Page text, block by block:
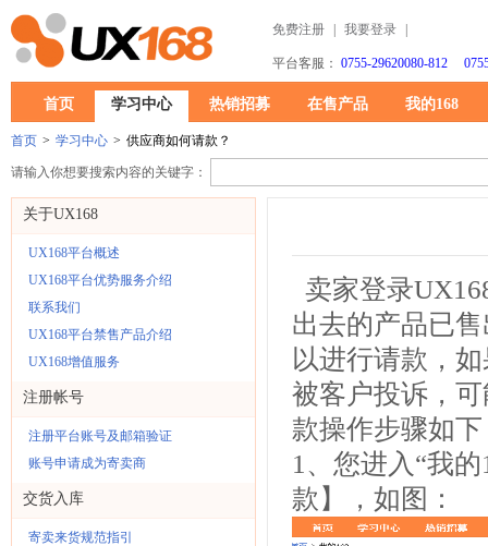
免费注册 我要登录
平台客服： 0755-29620080-812
首页 学习中心 热销招募 在售产品 我的168
首页 > 学习中心 > 供应商如何请款？
请输入你想要搜索内容的关键字：
关于UX168
UX168平台概述
UX168平台优势服务介绍
联系我们
UX168平台禁售产品介绍
UX168增值服务
注册帐号
注册平台账号及邮箱验证
账号申请成为寄卖商
交货入库
寄卖来货规范指引
卖家登录
出去的产品已
以进行请款，
被客户投诉，
款操作步骤如下
1、您进入“我
款】，如图：